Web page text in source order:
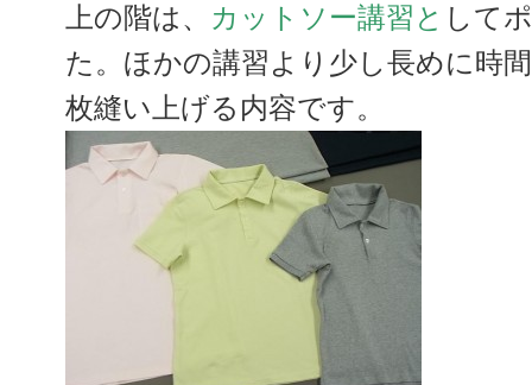
上の階は、
カットソー講習と して
た。ほかの講習より少し長めに時
枚縫い上げる内容です。